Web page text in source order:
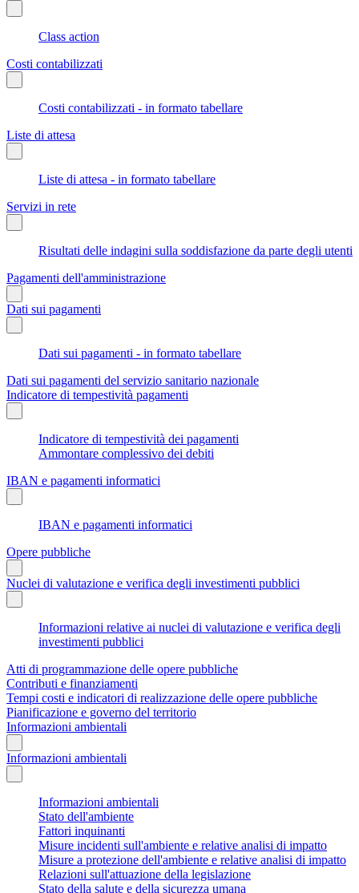
Class action
Costi contabilizzati
Costi contabilizzati - in formato tabellare
Liste di attesa
Liste di attesa - in formato tabellare
Servizi in rete
Risultati delle indagini sulla soddisfazione da parte degli utenti
Pagamenti dell'amministrazione
Dati sui pagamenti
Dati sui pagamenti - in formato tabellare
Dati sui pagamenti del servizio sanitario nazionale
Indicatore di tempestività pagamenti
Indicatore di tempestività dei pagamenti
Ammontare complessivo dei debiti
IBAN e pagamenti informatici
IBAN e pagamenti informatici
Opere pubbliche
Nuclei di valutazione e verifica degli investimenti pubblici
Informazioni relative ai nuclei di valutazione e verifica degli
investimenti pubblici
Atti di programmazione delle opere pubbliche
Contributi e finanziamenti
Tempi costi e indicatori di realizzazione delle opere pubbliche
Pianificazione e governo del territorio
Informazioni ambientali
Informazioni ambientali
Informazioni ambientali
Stato dell'ambiente
Fattori inquinanti
Misure incidenti sull'ambiente e relative analisi di impatto
Misure a protezione dell'ambiente e relative analisi di impatto
Relazioni sull'attuazione della legislazione
Stato della salute e della sicurezza umana